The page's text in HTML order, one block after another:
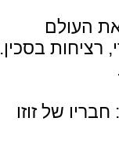
העולם
רציחות בסכין.
של זוזו